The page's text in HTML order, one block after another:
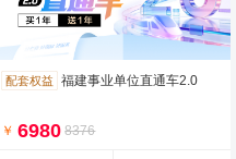
配套权益 福建事业单位直通车2.0
￥ 6980 8376